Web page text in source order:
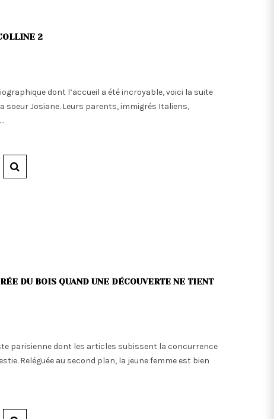
2
dont l’accueil a été incroyable, voici la suite
soeur Josiane. Leurs parents, immigrés Italiens,
DU BOIS QUAND UNE DÉCOUVERTE NE TIENT
parisienne dont les articles subissent la concurrence
Reléguée au second plan, la jeune femme est bien